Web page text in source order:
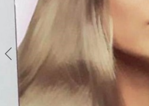
Previous